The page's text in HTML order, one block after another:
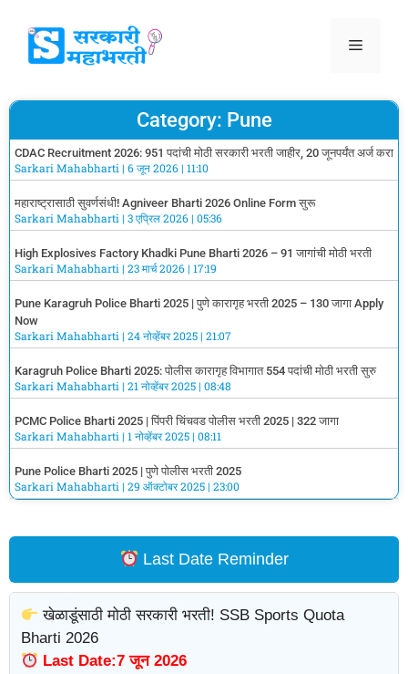
Category: Pune
CDAC Recruitment 2026: 951 पदांची मोठी सरकारी भरती जाहीर, 20 जूनपर्यंत अर्ज करा
Sarkari Mahabharti 6 जून 2026 11:10
महाराष्ट्रासाठी सुवर्णसंधी! Agniveer Bharti 2026 Online Form सुरू
Sarkari Mahabharti 3 एप्रिल 2026 05:36
High Explosives Factory Khadki Pune Bharti 2026 – 91 जागांची मोठी भरती
Sarkari Mahabharti 23 मार्च 2026 17:19
Pune Karagruh Police Bharti 2025 | पुणे कारागृह भरती 2025 – 130 जागा Apply
Now
Sarkari Mahabharti 24 नोव्हेंबर 2025 21:07
Karagruh Police Bharti 2025: पोलीस कारागृह विभागात 554 पदांची मोठी भरती सुरु
Sarkari Mahabharti 21 नोव्हेंबर 2025 08:48
PCMC Police Bharti 2025 | पिंपरी चिंचवड पोलीस भरती 2025 | 322 जागा
Sarkari Mahabharti 1 नोव्हेंबर 2025 08:11
Pune Police Bharti 2025 | पुणे पोलीस भरती 2025
Sarkari Mahabharti 29 ऑक्टोबर 2025 23:00
Last Date Reminder
खेळाडूंसाठी मोठी सरकारी भरती! SSB Sports Quota
Bharti 2026
Last Date:7 जून 2026